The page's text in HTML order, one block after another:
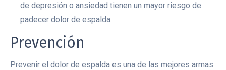
de depresión o ansiedad tienen un mayor riesgo de
padecer dolor de espalda.
Prevención
Prevenir el dolor de espalda es una de las mejores armas